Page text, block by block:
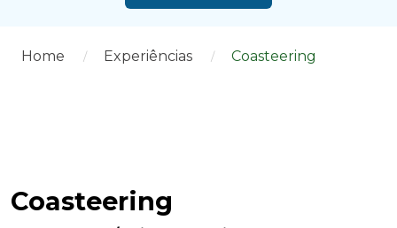
Home Experiências Coasteering
Coasteering